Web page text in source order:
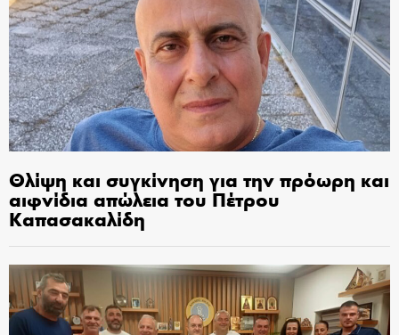
Θλίψη και συγκίνηση για την πρόωρη και
αιφνίδια απώλεια του Πέτρου
Καπασακαλίδη